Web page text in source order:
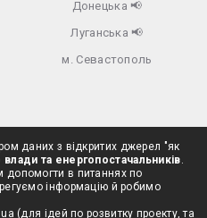
Донецька 📢
Луганська 📢
м. Севастополь
даних з відкритих джерел "як
та енергопостачальників.
в питаннях по
інформацію й робимо
(для ідей по розвитку проекту, та